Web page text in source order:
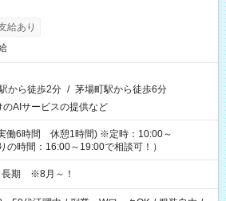
給あり
から徒歩2分 / 茅場町駅から徒歩6分
のAIサービスの提供など
働6時間 休憩1時間) ※定時：10:00～
時間：16:00～19:00で相談可！）
長期 ※8月～！